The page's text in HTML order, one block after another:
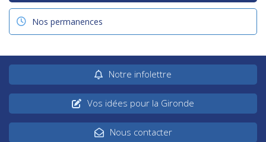
Nos permanences
Notre infolettre
Vos idées pour la Gironde
Nous contacter